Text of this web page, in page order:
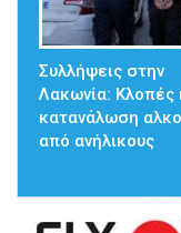
Συλλήψεις στην
Λακωνία: Κλοπές
κατανάλωση
από ανήλικους